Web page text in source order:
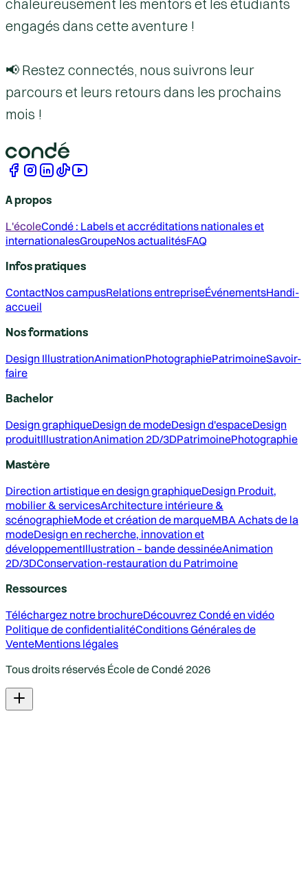
chaleureusement les mentors et les étudiants
engagés dans cette aventure !
📢 Restez connectés, nous suivrons leur
parcours et leurs retours dans les prochains
mois !
A propos
L'écoleCondé : Labels et accréditations nationales et
internationalesGroupeNos actualitésFAQ
Infos pratiques
ContactNos campusRelations entrepriseÉvénementsHandi-
accueil
Nos formations
Design IllustrationAnimationPhotographiePatrimoineSavoir-
faire
Bachelor
Design graphiqueDesign de modeDesign d'espaceDesign
produitIllustrationAnimation 2D/3DPatrimoinePhotographie
Mastère
Direction artistique en design graphiqueDesign Produit,
mobilier & servicesArchitecture intérieure &
scénographieMode et création de marqueMBA Achats de la
modeDesign en recherche, innovation et
développementIllustration – bande dessinéeAnimation
2D/3DConservation-restauration du Patrimoine
Ressources
Téléchargez notre brochureDécouvrez Condé en vidéo
Politique de confidentialitéConditions Générales de
VenteMentions légales
Tous droits réservés École de Condé 2026